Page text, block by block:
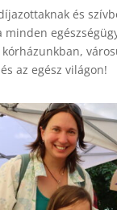
és
minden
az egész világon!